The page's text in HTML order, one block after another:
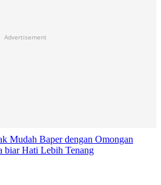
Advertisement
Mudah Baper dengan Omongan
biar Hati Lebih Tenang